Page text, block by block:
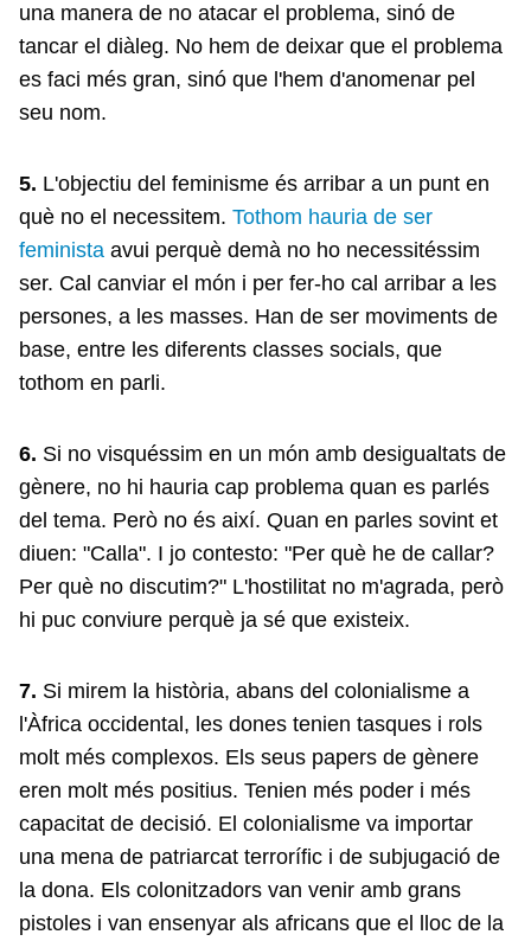
una manera de no atacar el problema, sinó de
tancar el diàleg. No hem de deixar que el problema
es faci més gran, sinó que l'hem d'anomenar pel
seu nom.
5. L'objectiu del feminisme és arribar a un punt en
què no el necessitem. Tothom hauria de ser
feminista avui perquè demà no ho necessitéssim
ser. Cal canviar el món i per fer-ho cal arribar a les
persones, a les masses. Han de ser moviments de
base, entre les diferents classes socials, que
tothom en parli.
6. Si no visquéssim en un món amb desigualtats de
gènere, no hi hauria cap problema quan es parlés
del tema. Però no és així. Quan en parles sovint et
diuen: "Calla". I jo contesto: "Per què he de callar?
Per què no discutim?" L'hostilitat no m'agrada, però
hi puc conviure perquè ja sé que existeix.
7. Si mirem la història, abans del colonialisme a
l'Àfrica occidental, les dones tenien tasques i rols
molt més complexos. Els seus papers de gènere
eren molt més positius. Tenien més poder i més
capacitat de decisió. El colonialisme va importar
una mena de patriarcat terrorífic i de subjugació de
la dona. Els colonitzadors van venir amb grans
pistoles i van ensenyar als africans que el lloc de la